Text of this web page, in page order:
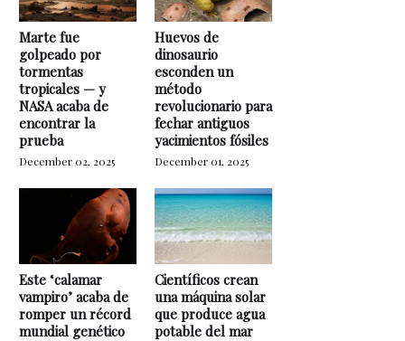
Marte fue
golpeado por
tormentas
tropicales — y
NASA acaba de
encontrar la
prueba
December 02, 2025
Huevos de
dinosaurio
esconden un
método
revolucionario para
fechar antiguos
yacimientos fósiles
December 01, 2025
Este ‘calamar
vampiro’ acaba de
romper un récord
mundial genético
Científicos crean
una máquina solar
que produce agua
potable del mar